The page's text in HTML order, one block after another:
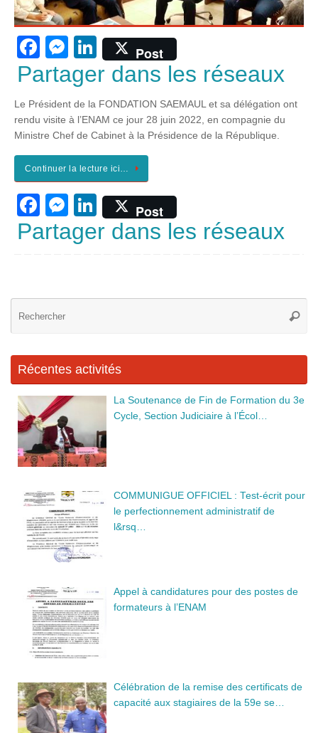
F
a
e
b
o
o
k
M
e
ss
e
n
g
er
Li
n
e
dI
n
Post
Partager dans les réseaux
Le Président de la FONDATION SAEMAUL et sa délégation ont
rendu visite à l’ENAM ce jour 28 juin 2022, en compagnie du
Ministre Chef de Cabinet à la Présidence de la République.
Continuer la lecture ici…
F
a
b
o
k
M
e
ss
n
Li
n
dI
Post
Partager dans les réseaux
Récentes activités
La Soutenance de Fin de Formation du 3e
Cycle, Section Judiciaire à l’Écol…
COMMUNIGUE OFFICIEL : Test-écrit pour
le perfectionnement administratif de
l&rsq…
Appel à candidatures pour des postes de
formateurs à l’ENAM
Célébration de la remise des certificats de
capacité aux stagiaires de la 59e se…